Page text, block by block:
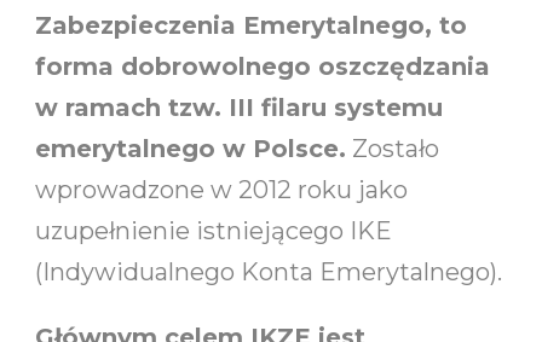
Zabezpieczenia Emerytalnego, to
forma dobrowolnego oszczędzania
w ramach tzw. III filaru systemu
emerytalnego w Polsce. Zostało
wprowadzone w 2012 roku jako
uzupełnienie istniejącego IKE
(Indywidualnego Konta Emerytalnego).